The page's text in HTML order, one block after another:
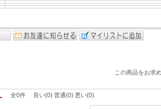
この商品をお求
全0件 良い(0) 普通(0) 悪い(0)